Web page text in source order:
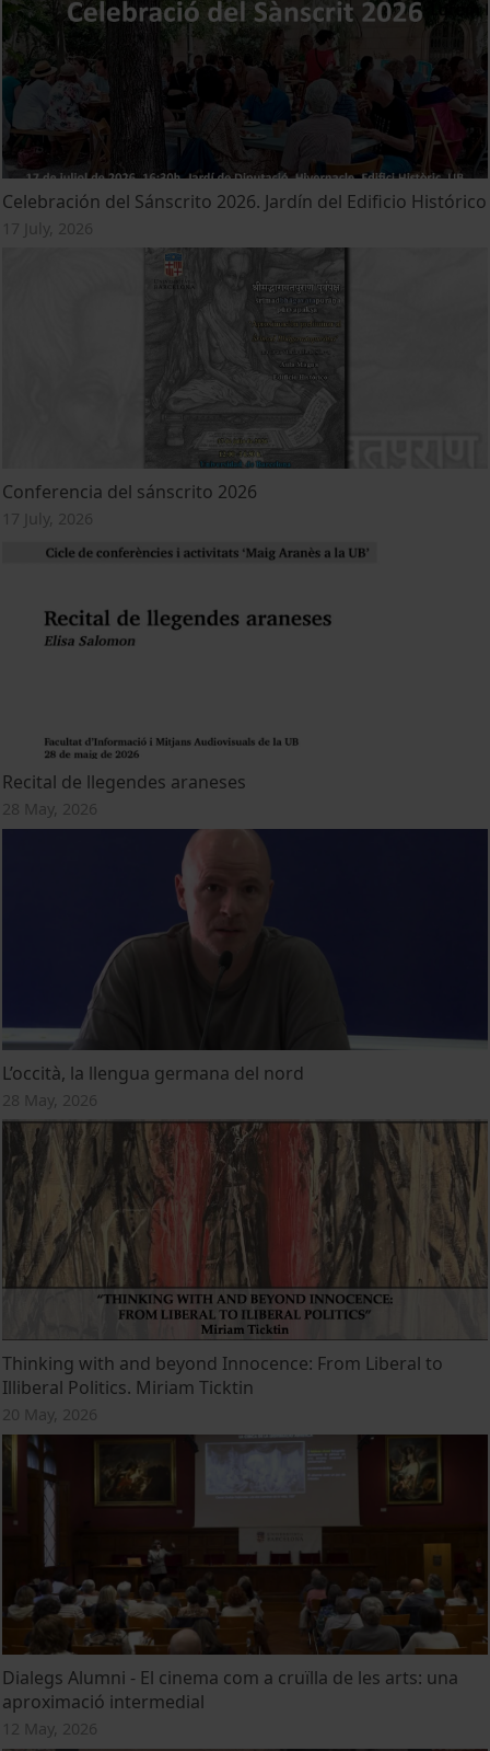
Celebración del Sánscrito 2026. Jardín del Edificio Histórico
17 July, 2026
Conferencia del sánscrito 2026
17 July, 2026
Recital de llegendes araneses
28 May, 2026
L’occità, la llengua germana del nord
28 May, 2026
Thinking with and beyond Innocence: From Liberal to
Illiberal Politics. Miriam Ticktin
20 May, 2026
Dialegs Alumni - El cinema com a cruïlla de les arts: una
aproximació intermedial
12 May, 2026